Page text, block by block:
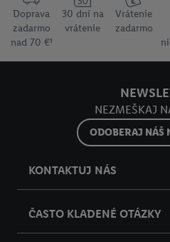
Doprava
zadarmo
nad 70 €¹
30 dní na
vrátenie
Vrátenie
zadarmo
NEZMEŠKAJ
ODOBERAJ NÁŠ
KONTAKTUJ NÁS
ČASTO KLADENÉ OTÁZKY